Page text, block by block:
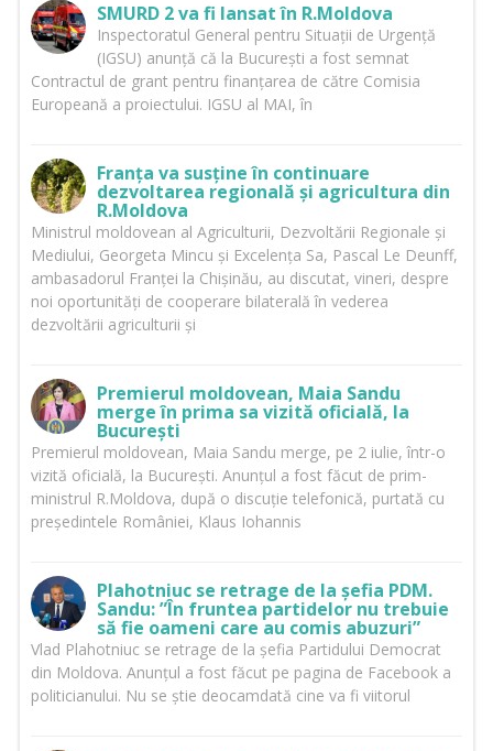
SMURD 2 va fi lansat în R.Moldova
Inspectoratul General pentru Situații de Urgență
(IGSU) anunță că la București a fost semnat
Contractul de grant pentru finanțarea de către Comisia
Europeană a proiectului. IGSU al MAI, în
Franța va susține în continuare
dezvoltarea regională și agricultura din
R.Moldova
Ministrul moldovean al Agriculturii, Dezvoltării Regionale și
Mediului, Georgeta Mincu și Excelența Sa, Pascal Le Deunff,
ambasadorul Franței la Chișinău, au discutat, vineri, despre
noi oportunități de cooperare bilaterală în vederea
dezvoltării agriculturii și
Premierul moldovean, Maia Sandu
merge în prima sa vizită oficială, la
București
Premierul moldovean, Maia Sandu merge, pe 2 iulie, într-o
vizită oficială, la București. Anunțul a fost făcut de prim-
ministrul R.Moldova, după o discuție telefonică, purtată cu
președintele României, Klaus Iohannis
Plahotniuc se retrage de la șefia PDM.
Sandu: ”În fruntea partidelor nu trebuie
să fie oameni care au comis abuzuri”
Vlad Plahotniuc se retrage de la șefia Partidului Democrat
din Moldova. Anunțul a fost făcut pe pagina de Facebook a
politicianului. Nu se știe deocamdată cine va fi viitorul